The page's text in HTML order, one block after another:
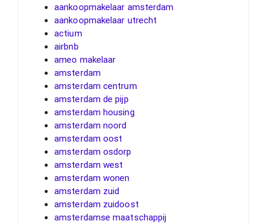
aankoopmakelaar amsterdam
aankoopmakelaar utrecht
actium
airbnb
ameo makelaar
amsterdam
amsterdam centrum
amsterdam de pijp
amsterdam housing
amsterdam noord
amsterdam oost
amsterdam osdorp
amsterdam west
amsterdam wonen
amsterdam zuid
amsterdam zuidoost
amsterdamse maatschappij